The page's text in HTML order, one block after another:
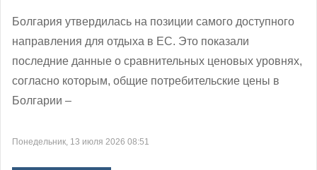
Болгария утвердилась на позиции самого доступного
направления для отдыха в ЕС. Это показали
последние данные о сравнительных ценовых уровнях,
согласно которым, общие потребительские цены в
Болгарии –
Понедельник, 13 июля 2026 08:51